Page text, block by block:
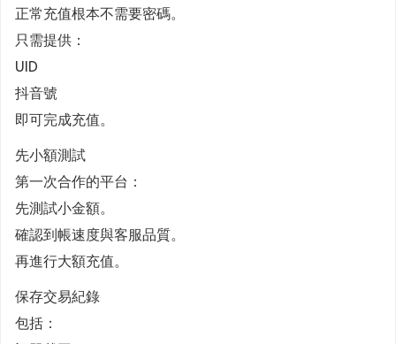
正常充值根本不需要密碼。
只需提供：
UID
抖音號
即可完成充值。
先小額測試
第一次合作的平台：
先測試小金額。
確認到帳速度與客服品質。
再進行大額充值。
保存交易紀錄
包括：